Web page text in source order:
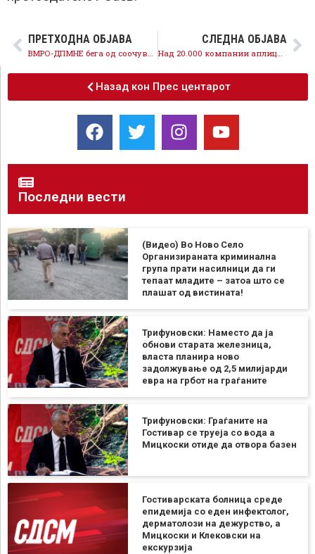
ПРЕТХОДНА ОБЈАВА СЛЕДНА ОБЈАВА
Над 20.000 компании аплицирале за финансиска поддршка, голем одзив за антикризните мерки
Назад кон Прес центарот
Последни вести
(Видео) Во Ново Село
Организираната криминална
група прати насилници да ги
тепаат младите – затоа што се
плашат од вистината!
Трифуновски: Наместо да ја
обнови старата железница,
власта планира ново
задолжување од 2,5 милијарди
евра на грбот на граѓаните
Трифуновски: Граѓаните на
Гостивар се труеја со вода а
Мицкоски отиде да отвора базен
Гостиварската болница среде
епидемија со еден инфектолог,
дерматолози на дежурство, а
Мицкоски и Клековски на
екскурзија